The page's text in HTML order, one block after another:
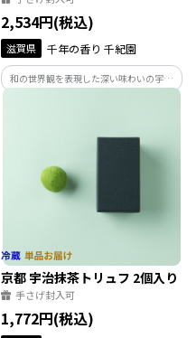
2,534円(税込)
滋賀県 千年の香り 千紀園
和の世界観を表現した深い味わいの宇治
楽しんでいただける上質で濃厚な1枚とな
京都 宇治抹茶トリュフ 2個入り
手さげ封入可
1,772円(税込)